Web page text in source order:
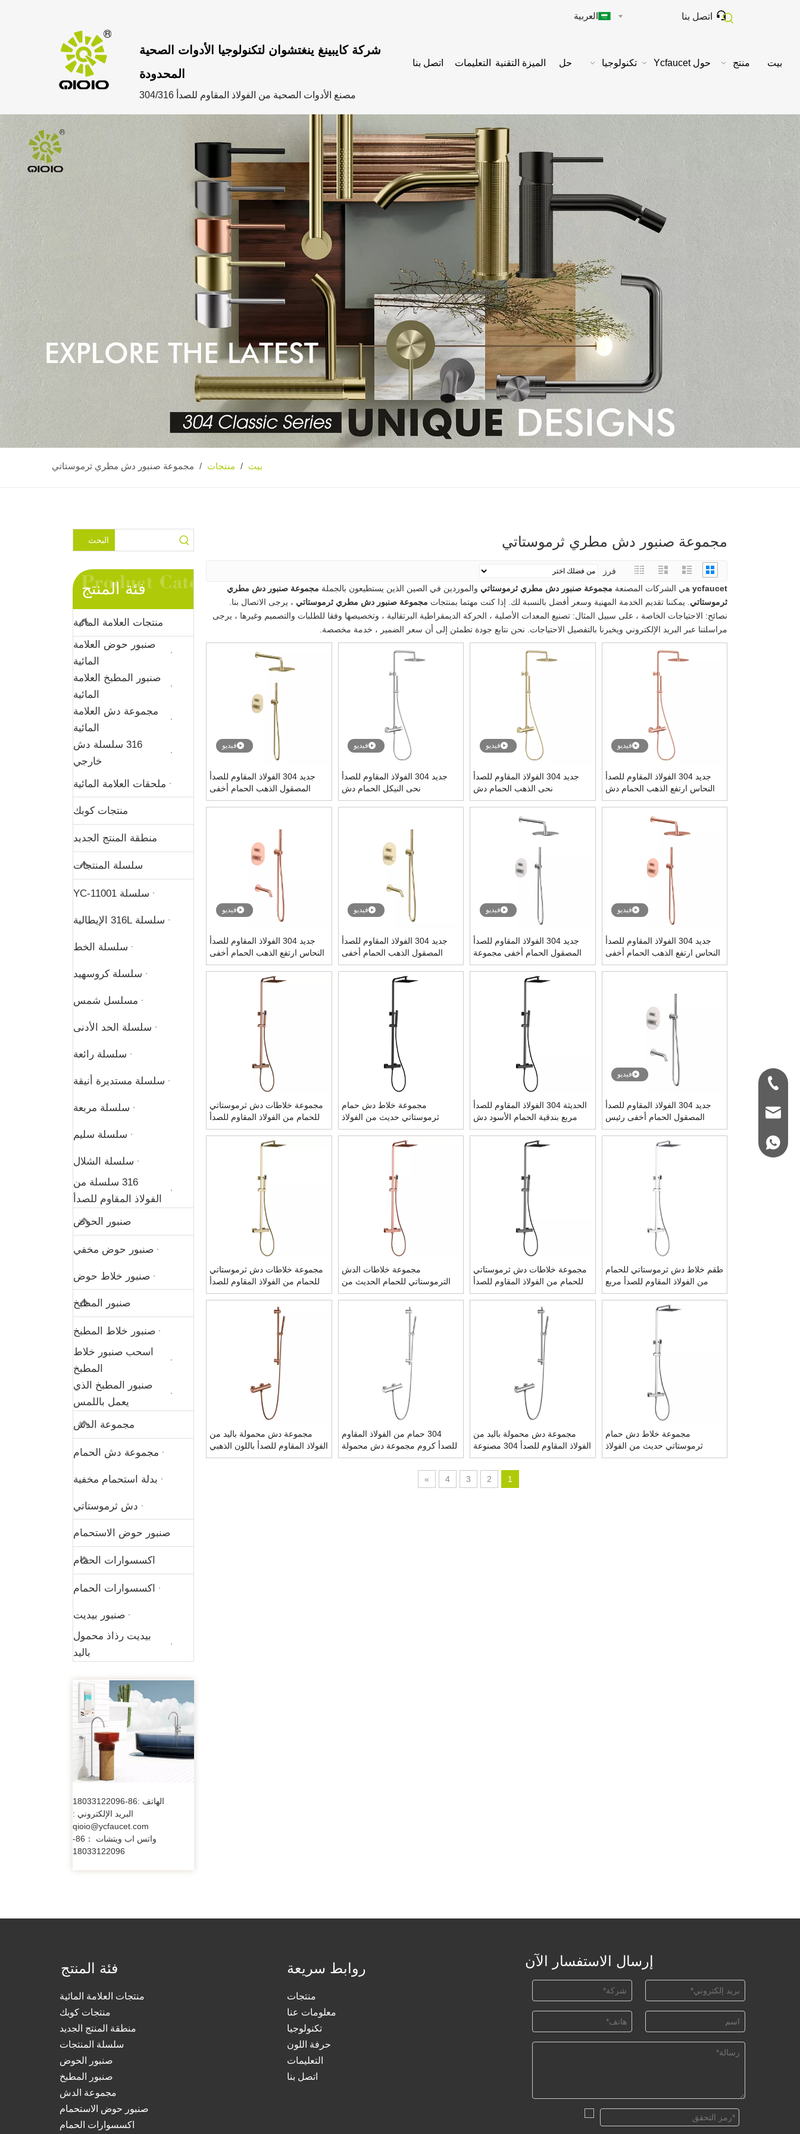
 اتصل بنا العربية
شركة كايبينغ ينغتشوان لتكنولوجيا الأدوات الصحية
المحدودة
مصنع الأدوات الصحية من الفولاذ المقاوم للصدأ 304/316
بيت منتج حول Ycfaucet تكنولوجيا حل الميزة التقنية التعليمات اتصل بنا
بيت / منتجات / مجموعة صنبور دش مطري ثرموستاتي
البحث
فئة المنتج
منتجات العلامة المائية
صنبور حوض العلامة
المائية
صنبور المطبخ العلامة
المائية
مجموعة دش العلامة
المائية
316 سلسلة دش
خارجي
ملحقات العلامة المائية
منتجات كوبك
منطقة المنتج الجديد
سلسلة المنتجات
سلسلة YC-11001
سلسلة 316L الإيطالية
سلسلة الخط
سلسلة كروسهيد
مسلسل شمس
سلسلة الحد الأدنى
سلسلة رائعة
سلسلة مستديرة أنيقة
سلسلة مربعة
سلسلة سليم
سلسلة الشلال
316 سلسلة من
الفولاذ المقاوم للصدأ
صنبور الحوض
صنبور حوض مخفي
صنبور خلاط حوض
صنبور المطبخ
صنبور خلاط المطبخ
اسحب صنبور خلاط
المطبخ
صنبور المطبخ الذي
يعمل باللمس
مجموعة الدش
مجموعة دش الحمام
بدلة استحمام مخفية
دش ثرموستاتي
صنبور حوض الاستحمام
اكسسوارات الحمام
اكسسوارات الحمام
صنبور بيديت
بيديت رذاذ محمول
باليد
الهاتف :86-18033122096
البريد الإلكتروني :
qioio@ycfaucet.com
واتس اب ويتشات ：86-
18033122096
مجموعة صنبور دش مطري ثرموستاتي
فرز
ycfaucet هي الشركات المصنعة مجموعة صنبور دش مطري ثرموستاتي والموردين في الصين الذين يستطيعون بالجملة مجموعة صنبور دش مطري
ثرموستاتي . يمكننا تقديم الخدمة المهنية وسعر أفضل بالنسبة لك. إذا كنت مهتما بمنتجات مجموعة صنبور دش مطري ثرموستاتي ، يرجى الاتصال بنا.
نصائح: الاحتياجات الخاصة ، على سبيل المثال: تصنيع المعدات الأصلية ، الحركة الديمقراطية البرتقالية ، وتخصيصها وفقا للطلبات والتصميم وغيرها ، يرجى
مراسلتنا عبر البريد الإلكتروني ويخبرنا بالتفصيل الاحتياجات. نحن نتابع جودة تطمئن إلى أن سعر الضمير ، خدمة مخصصة.
فيديو
جديد 304 الفولاذ المقاوم للصدأ
النحاس ارتفع الذهب الحمام دش
ثرموستاتي خلاط مجموعة
فيديو
جديد 304 الفولاذ المقاوم للصدأ
نحى الذهب الحمام دش
ثرموستاتي خلاط مجموعة
فيديو
جديد 304 الفولاذ المقاوم للصدأ
نحى النيكل الحمام دش
ثرموستاتي خلاط مجموعة
فيديو
جديد 304 الفولاذ المقاوم للصدأ
المصقول الذهب الحمام أخفى
مجموعة دش ثرموستاتي
فيديو
جديد 304 الفولاذ المقاوم للصدأ
النحاس ارتفع الذهب الحمام أخفى
مجموعة دش ثرموستاتي
فيديو
جديد 304 الفولاذ المقاوم للصدأ
المصقول الحمام أخفى مجموعة
دش ثرموستاتي
فيديو
جديد 304 الفولاذ المقاوم للصدأ
المصقول الذهب الحمام أخفى
رأس دش ثرموستاتي مجموعة
فيديو
جديد 304 الفولاذ المقاوم للصدأ
النحاس ارتفع الذهب الحمام أخفى
رأس دش ثرموستاتي مجموعة
فيديو
جديد 304 الفولاذ المقاوم للصدأ
المصقول الحمام أخفى رئيس
ثرموستاتي دش مجموعة
الحديثة 304 الفولاذ المقاوم للصدأ
مربع بندقية الحمام الأسود دش
ثرموستاتي خلاط مجموعة
مجموعة خلاط دش حمام
ثرموستاتي حديث من الفولاذ
المقاوم للصدأ 304 مربع غير لامع
مجموعة خلاطات دش ثرموستاتي
للحمام من الفولاذ المقاوم للصدأ
304 مربعة من الذهب الوردي
طقم خلاط دش ثرموستاتي للحمام
من الفولاذ المقاوم للصدأ مربع
304 حديث
مجموعة خلاطات دش ثرموستاتي
للحمام من الفولاذ المقاوم للصدأ
304 الحديثة
مجموعة خلاطات الدش
الترموستاتي للحمام الحديث من
الفولاذ المقاوم للصدأ 304 مربعة
من النحاس والذهبي الوردي
مجموعة خلاطات دش ثرموستاتي
للحمام من الفولاذ المقاوم للصدأ
304 مربعة الشكل باللون الذهبي
مجموعة خلاط دش حمام
ثرموستاتي حديث من الفولاذ
المقاوم للصدأ 304 مربع من
مجموعة دش محمولة باليد من
الفولاذ المقاوم للصدأ 304 مصنوعة
من النيكل المصقول
304 حمام من الفولاذ المقاوم
للصدأ كروم مجموعة دش محمولة
باليد
مجموعة دش محمولة باليد من
الفولاذ المقاوم للصدأ باللون الذهبي
الوردي 304
1
2
3
4
»
فئة المنتج
منتجات العلامة المائية
منتجات كوبك
منطقة المنتج الجديد
سلسلة المنتجات
صنبور الحوض
صنبور المطبخ
مجموعة الدش
صنبور حوض الاستحمام
اكسسوارات الحمام
روابط سريعة
منتجات
معلومات عنا
تكنولوجيا
حرفة اللون
التعليمات
اتصل بنا
+86-180 3312
+86-
إرسال الاستفسار الآن